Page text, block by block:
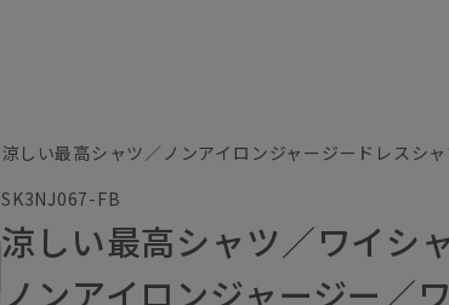
涼しい最高シャツ／ノンアイロンジャージードレスシャ
SK3NJ067-FB
涼しい最高シャツ／ワイシ
ノンアイロンジャージー／